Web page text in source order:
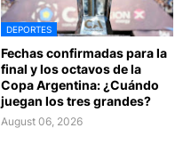
DEPORTES
Fechas confirmadas para la
final y los octavos de la
Copa Argentina: ¿Cuándo
juegan los tres grandes?
August 06, 2026